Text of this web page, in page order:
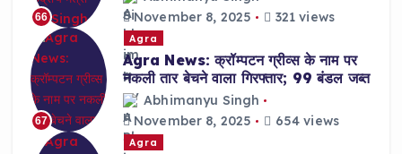
66
November 8, 2025
321 views
67
Agra
Agra News: क्रॉम्पटन ग्रीव्स के नाम पर
नकली तार बेचने वाला गिरफ्तार; 99 बंडल जब्त
Abhimanyu Singh
November 8, 2025
654 views
Agra